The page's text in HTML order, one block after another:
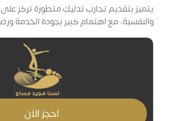
يتميز بتقديم تجارب تدليك متطورة تركز على
والنفسية، مع اهتمام كبير بجودة الخدمة
احجز الاَن